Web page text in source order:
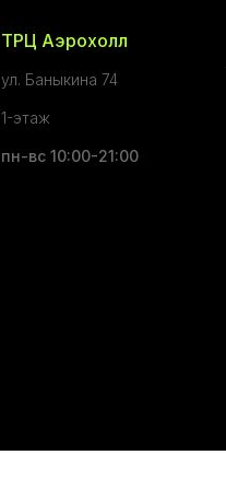
ТРЦ Аэрохолл
ул. Баныкина 74
1-этаж
пн-вс 10:00-21:00